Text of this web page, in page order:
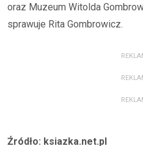
oraz Muzeum Witolda
sprawuje Rita Gombrowicz.
Źródło: ksiazka.net.pl